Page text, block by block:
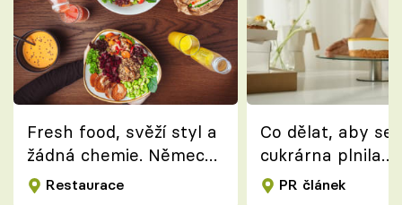
Fresh food, svěží styl a
žádná chemie. Německý
koncept dean&david
Restaurace
Co dělat, aby se
cukrárna plnila
zákazníky?
PR článek